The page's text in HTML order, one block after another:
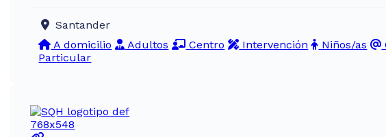
Santander
A domicilio
Adultos Centro Intervención Niños/as
Particular